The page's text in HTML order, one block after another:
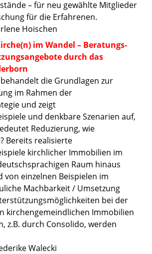
– für neu gewählte Mitglieder
für die Erfahrenen.
Hoischen
im Wandel – Beratungs-
durch das
die Grundlagen zur
im Rahmen der
und zeigt
und denkbare Szenarien auf,
Reduzierung, wie
Bereits realisierte
kirchlicher Immobilien im
Raum hinaus
von einzelnen Beispielen im
Machbarkeit / Umsetzung
bei der
kirchengemeindlichen Immobilien
z.B. durch Consolido, werden
Walecki